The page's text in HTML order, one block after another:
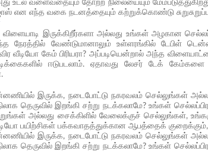
உடல் வளைவதையும் தோற்ற நிலையையும்
ஜாஸ் என எந்த வகை நடனத்தையும் கற்றுக்கொண்டு
விளையாடி இருக்கிறீர்களா அல்லது உங்கள் அழகான
வேண்டுமானாலும் உள்ளரங்கில் டேபிள் டென்னில்
வீடியோ கேம் பிரியரா? அப்படியென்றால் அந்த
ஈடுபடலாம். ஏதாவது லேசர் டேக்
இருக்க, நடைபோட்டு நகரவலம் செல்லுங்கள்
தெருவில் இறங்கி சற்று நடக்கலாமே? உங்கள்
ஏறுங்கள் அல்லது சைக்கிளில் வேலைக்குச் செல்லுங்கள்,
பயிற்சிகள் பக்கவாதத்துக்கான ஆபத்தைக்
இருக்க, நடைபோட்டு நகரவலம் செல்லுங்கள்
தெருவில் இறங்கி சற்று நடக்கலாமே? உங்கள்